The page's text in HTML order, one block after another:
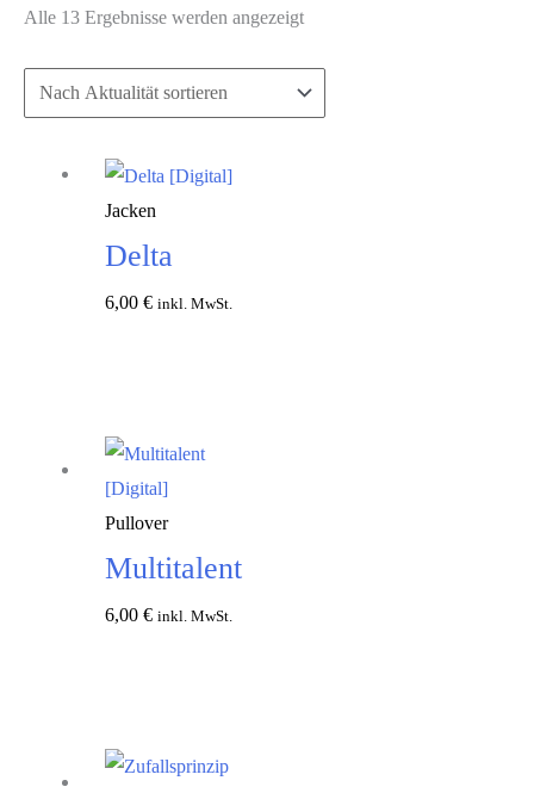
Alle 13 Ergebnisse werden angezeigtNach
sortiert
Jacken
Delta
6,00 € inkl. MwSt.
Pullover
Multitalent
6,00 € inkl. MwSt.